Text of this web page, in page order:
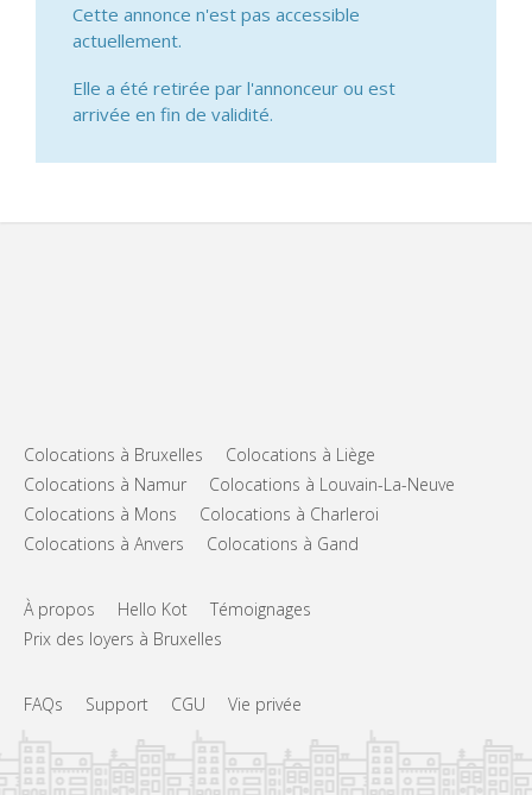
Cette annonce n'est pas accessible
actuellement.
Elle a été retirée par l'annonceur ou est
arrivée en fin de validité.
Colocations à Bruxelles
Colocations à Liège
Colocations à Namur
Colocations à Louvain-La-Neuve
Colocations à Mons
Colocations à Charleroi
Colocations à Anvers
Colocations à Gand
À propos Hello Kot
Témoignages
Prix des loyers à Bruxelles
FAQs Support CGU Vie privée